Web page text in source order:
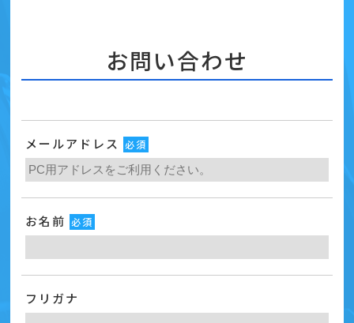
お問い合わせ
メールアドレス 必須
お名前 必須
フリガナ